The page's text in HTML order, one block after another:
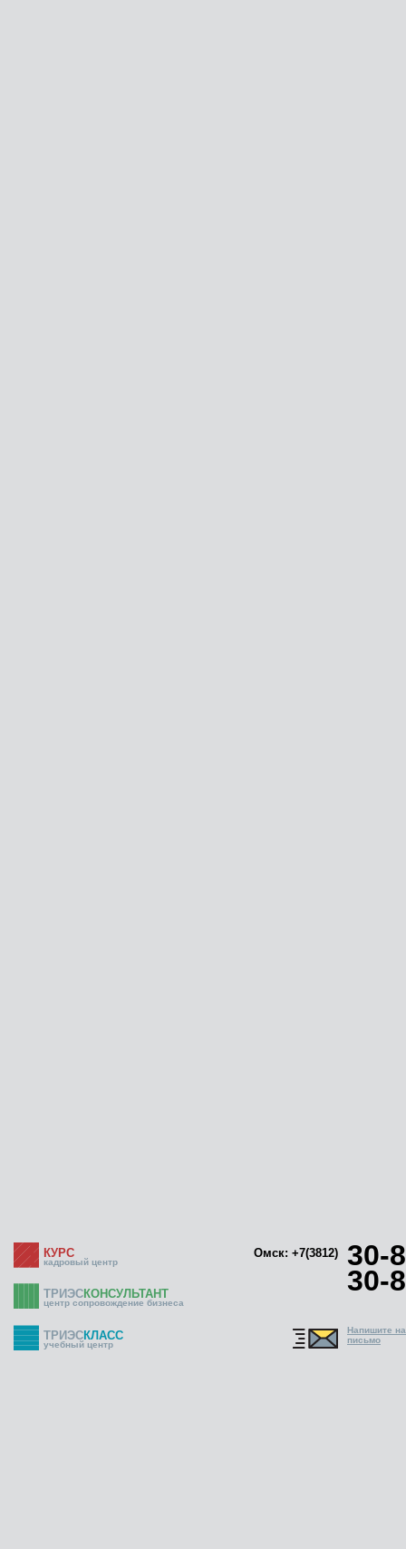
КУРС
кадровый центр
Омск: +7(3812) 30-
30-
ТРИЭСКОНСУЛЬТАНТ
центр сопровождение бизнеса
ТРИЭСКЛАСС
учебный центр
Напишите
письмо